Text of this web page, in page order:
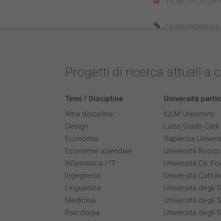
* Il sito contiene
Progetti di ricerca attuali a
Temi / Discipline
Altra disciplina
Design
Economia
Economia aziendale
Informatica / IT
Ingegneria
Linguistica
Medicina
Psicologia
Università
IULM University
Luiss Guido Carli
Sapienza
Università
Università Ca’
Università
Università degli
Università degli
Università degli